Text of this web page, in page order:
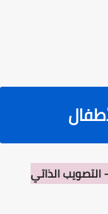
التصويب الذاتي